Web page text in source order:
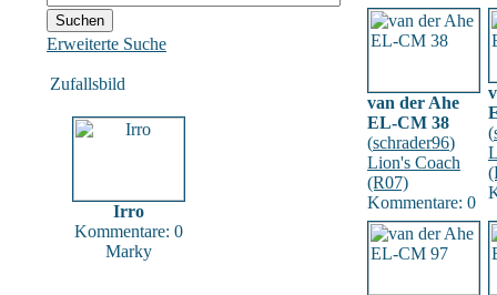
Erweiterte Suche
Zufallsbild
Irro
Kommentare: 0
Marky
van der Ahe
EL-CM 38
(schrader96)
Lion's Coach
(R07)
Kommentare: 0
(